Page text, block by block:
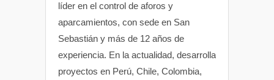
líder en el control de aforos y
aparcamientos, con sede en San
Sebastián y más de 12 años de
experiencia. En la actualidad, desarrolla
proyectos en Perú, Chile, Colombia,